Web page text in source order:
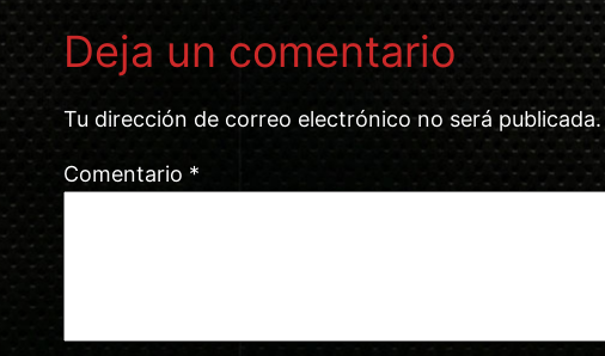
Deja un comentario
Tu dirección de correo electrónico no será publicada.
Comentario *